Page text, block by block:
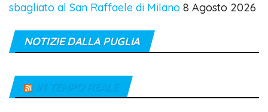
sbagliato al San Raffaele di Milano 8 Agosto 2026
NOTIZIE DALLA PUGLIA
IN TEMPO REALE